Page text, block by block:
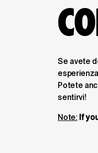
Se avete
Potete
sentirvi!
Note: If